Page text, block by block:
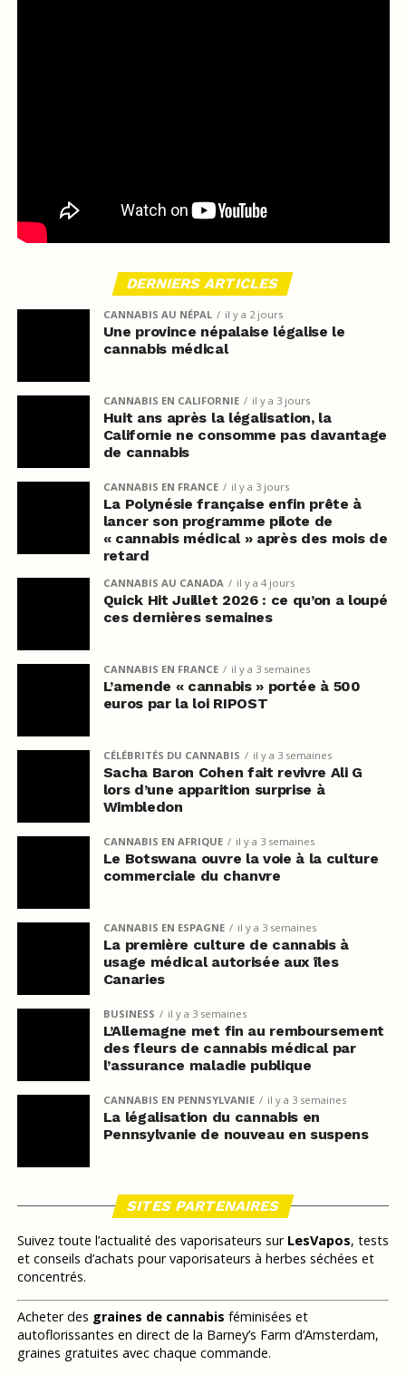
DERNIERS ARTICLES
CANNABIS AU NÉPAL il y a 2 jours
Une province népalaise légalise le
cannabis médical
CANNABIS EN CALIFORNIE il y a 3 jours
Huit ans après la légalisation, la
Californie ne consomme pas davantage
de cannabis
CANNABIS EN FRANCE il y a 3 jours
La Polynésie française enfin prête à
lancer son programme pilote de
« cannabis médical » après des mois de
retard
CANNABIS AU CANADA il y a 4 jours
Quick Hit Juillet 2026 : ce qu’on a loupé
ces dernières semaines
CANNABIS EN FRANCE il y a 3 semaines
L’amende « cannabis » portée à 500
euros par la loi RIPOST
CÉLÉBRITÉS DU CANNABIS il y a 3 semaines
Sacha Baron Cohen fait revivre Ali G
lors d’une apparition surprise à
Wimbledon
CANNABIS EN AFRIQUE il y a 3 semaines
Le Botswana ouvre la voie à la culture
commerciale du chanvre
CANNABIS EN ESPAGNE il y a 3 semaines
La première culture de cannabis à
usage médical autorisée aux îles
Canaries
BUSINESS il y a 3 semaines
L’Allemagne met fin au remboursement
des fleurs de cannabis médical par
l’assurance maladie publique
CANNABIS EN PENNSYLVANIE il y a 3 semaines
La légalisation du cannabis en
Pennsylvanie de nouveau en suspens
SITES PARTENAIRES
Suivez toute l’actualité des vaporisateurs sur LesVapos, tests
et conseils d’achats pour vaporisateurs à herbes séchées et
concentrés.
Acheter des graines de cannabis féminisées et
autoflorissantes en direct de la Barney’s Farm d’Amsterdam,
graines gratuites avec chaque commande.